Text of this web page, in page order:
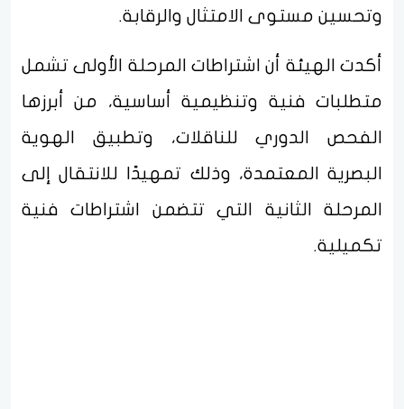
وتحسين مستوى الامتثال والرقابة.
أكدت الهيئة أن اشتراطات المرحلة الأولى تشمل
متطلبات فنية وتنظيمية أساسية، من أبرزها
الفحص الدوري للناقلات، وتطبيق الهوية
البصرية المعتمدة، وذلك تمهيدًا للانتقال إلى
المرحلة الثانية التي تتضمن اشتراطات فنية
تكميلية.